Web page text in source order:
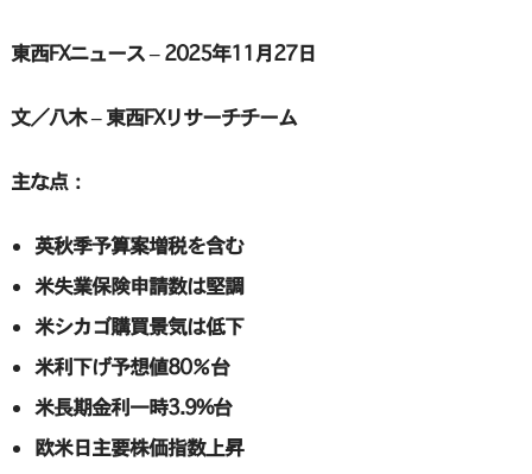
東西FXニュース – 2025年11月27日
文／八木 – 東西FXリサーチチーム
主な点：
英秋季予算案増税を含む
米失業保険申請数は堅調
米シカゴ購買景気は低下
米利下げ予想値80％台
米長期金利一時3.9%台
欧米日主要株価指数上昇